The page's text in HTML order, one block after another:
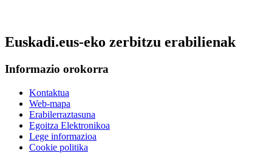
Euskadi.eus-eko zerbitzu erabilienak
Informazio orokorra
Kontaktua
Web-mapa
Erabilerraztasuna
Egoitza Elektronikoa
Lege informazioa
Cookie politika